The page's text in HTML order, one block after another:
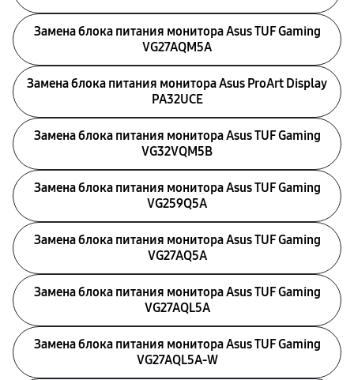
Замена блока питания монитора Asus TUF Gaming
VG27AQM5A
Замена блока питания монитора Asus ProArt Display
PA32UCE
Замена блока питания монитора Asus TUF Gaming
VG32VQM5B
Замена блока питания монитора Asus TUF Gaming
VG259Q5A
Замена блока питания монитора Asus TUF Gaming
VG27AQ5A
Замена блока питания монитора Asus TUF Gaming
VG27AQL5A
Замена блока питания монитора Asus TUF Gaming
VG27AQL5A-W